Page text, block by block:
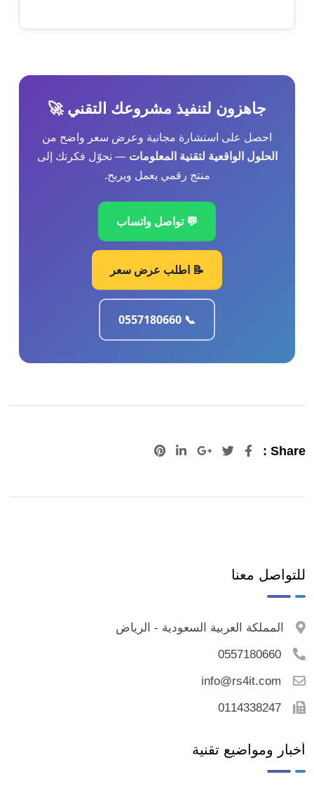
جاهزون لتنفيذ مشروعك التقني 🚀
احصل على استشارة مجانية وعرض سعر واضح من
الحلول الواقعية لتقنية المعلومات — نحوّل فكرتك إلى
منتج رقمي يعمل ويربح.
💬 تواصل واتساب
📝 اطلب عرض سعر
📞 0557180660
Share :
Google+
LinkedIn
Pinterest
للتواصل معنا
المملكة العربية السعودية - الرياض
0557180660
info@rs4it.com
أخبار ومواضيع تقنية